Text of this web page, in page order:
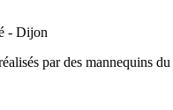
par des mannequins